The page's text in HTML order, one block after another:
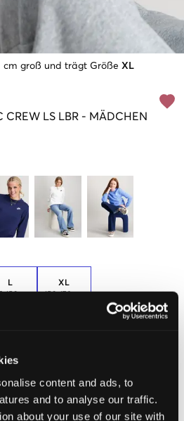
content and ads, to
and to analyse our traffic.
about your use of our site with
cm groß und trägt Größe XL
CREW LS LBR - MÄDCHEN
L
158cm
XL
158-170cm